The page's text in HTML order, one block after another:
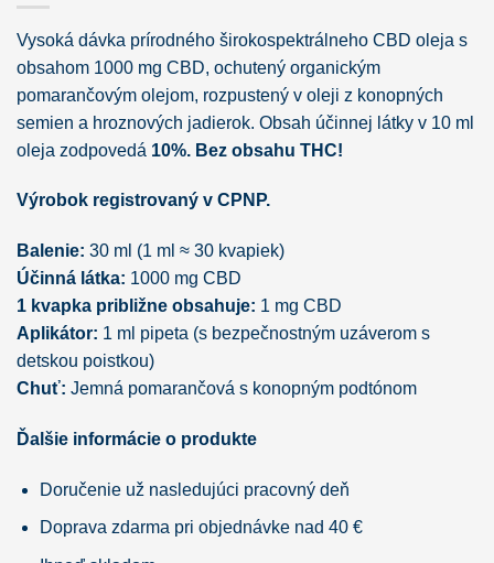
Vysoká dávka prírodného širokospektrálneho CBD oleja s
obsahom 1000 mg CBD, ochutený organickým
pomarančovým olejom, rozpustený v oleji z konopných
semien a hroznových jadierok. Obsah účinnej látky v 10 ml
oleja zodpovedá 10%. Bez obsahu THC!
Výrobok registrovaný v CPNP.
Balenie: 30 ml (1 ml ≈ 30 kvapiek)
Účinná látka: 1000 mg CBD
1 kvapka približne obsahuje: 1 mg CBD
Aplikátor: 1 ml pipeta (s bezpečnostným uzáverom s
detskou poistkou)
Chuť: Jemná pomarančová s konopným podtónom
Ďalšie informácie o produkte
Doručenie už nasledujúci pracovný deň
Doprava zdarma pri objednávke nad 40 €